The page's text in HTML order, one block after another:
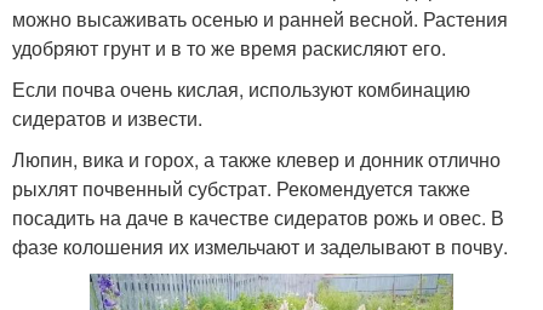
можно высаживать осенью и ранней весной. Растения
удобряют грунт и в то же время раскисляют его.
Если почва очень кислая, используют комбинацию
сидератов и извести.
Люпин, вика и горох, а также клевер и донник отлично
рыхлят почвенный субстрат. Рекомендуется также
посадить на даче в качестве сидератов рожь и овес. В
фазе колошения их измельчают и заделывают в почву.